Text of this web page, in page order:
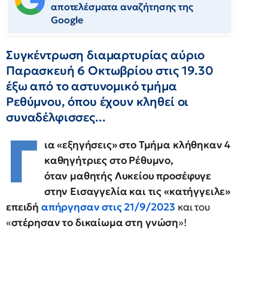
αποτελέσματα αναζήτησης της
Google
Συγκέντρωση διαμαρτυρίας αύριο
Παρασκευή 6 Οκτωβρίου στις 19.30
έξω από το αστυνομικό τμήμα
Ρεθύμνου, όπου έχουν κληθεί οι
συναδέλφισσες...
Γ ια «εξηγήσεις» στο Τμήμα κλήθηκαν 4
καθηγήτριες στο Ρέθυμνο,
όταν μαθητής Λυκείου προσέφυγε
στην Εισαγγελία και τις «κατήγγειλε»
επειδή απήργησανστις 21/9/2023 και του
«στέρησαν το δικαίωμα στη γνώση»!